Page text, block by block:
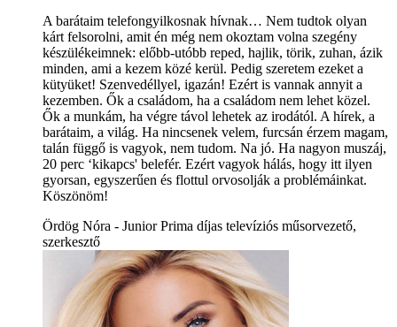
A barátaim telefongyilkosnak hívnak… Nem tudtok olyan
kárt felsorolni, amit én még nem okoztam volna szegény
készülékeimnek: előbb-utóbb reped, hajlik, törik, zuhan, ázik
minden, ami a kezem közé kerül. Pedig szeretem ezeket a
kütyüket! Szenvedéllyel, igazán! Ezért is vannak annyit a
kezemben. Ők a családom, ha a családom nem lehet közel.
Ők a munkám, ha végre távol lehetek az irodától. A hírek, a
barátaim, a világ. Ha nincsenek velem, furcsán érzem magam,
talán függő is vagyok, nem tudom. Na jó. Ha nagyon muszáj,
20 perc ‘kikapcs' belefér. Ezért vagyok hálás, hogy itt ilyen
gyorsan, egyszerűen és flottul orvosolják a problémáinkat.
Köszönöm!
Ördög Nóra - Junior Prima díjas televíziós műsorvezető,
szerkesztő